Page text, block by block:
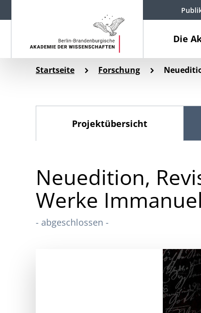
Die
Startseite Forschung
Projektübersicht
Neuedition,
Werke
- abgeschlossen -